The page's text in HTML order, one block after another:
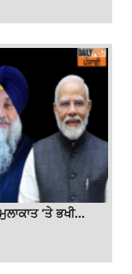
‘ਤੇ ਭਖੀ...